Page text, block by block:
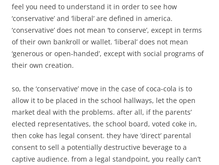
feel you need to understand it in order to see how
‘conservative’ and ‘liberal’ are defined in america.
‘conservative’ does not mean ‘to conserve’, except in terms
of their own bankroll or wallet. ‘liberal’ does not mean
‘generous or open-handed’, except with social programs of
their own creation.
so, the ‘conservative’ move in the case of coca-cola is to
allow it to be placed in the school hallways, let the open
market deal with the problems. after all, if the parents’
elected representatives, the school board, voted coke in,
then coke has legal consent. they have ‘direct’ parental
consent to sell a potentially destructive beverage to a
captive audience. from a legal standpoint, you really can’t